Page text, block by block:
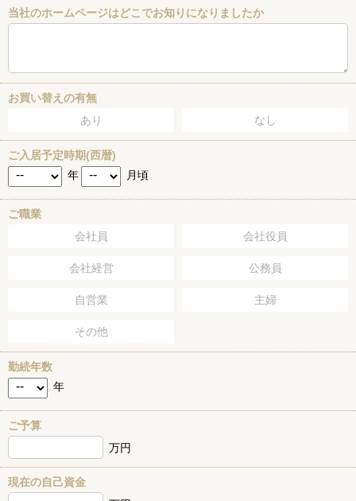
当社のホームページはどこでお知りになりましたか
お買い替えの有無
あり
なし
ご入居予定時期(西暦)
年
月頃
ご職業
会社員
会社役員
会社経営 公務員
自営業 主婦
その他
勤続年数
年
ご予算
万円
現在の自己資金